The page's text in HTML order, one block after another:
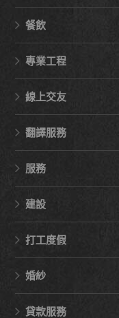
餐飲
專業工程
線上交友
翻譯服務
服務
建設
打工度假
婚紗
貸款服務